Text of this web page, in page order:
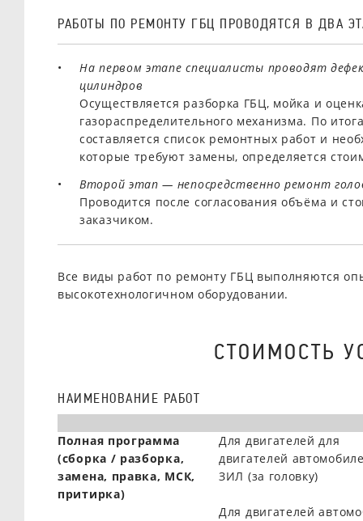
РАБОТЫ ПО РЕМОНТУ ГБЦ ПРОВОДЯТСЯ В ДВА
На первом этапе специалисты проводят
цилиндров
Осуществляется разборка ГБЦ, мойка и
газораспределительного механизма. По
составляется список ремонтных работ и
которые требуют замены, определяется
Второй этап — непосредственно ремонт
Проводится после согласования объёма и
заказчиком.
Все виды работ по ремонту ГБЦ выполняются
высокотехнологичном оборудовании.
СТОИМОСТЬ
НАИМЕНОВАНИЕ РАБОТ
Полная программа
(сборка / разборка,
замена, правка, МСК,
притирка)
Для двигателей для
двигателей
ЗИЛ (за головку)
Для двигателей